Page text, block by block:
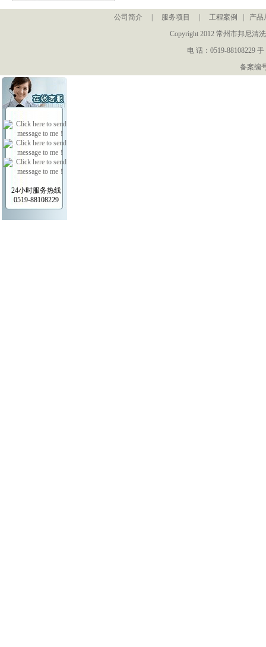
公司简介 服务项目 工程案例
产品
Copyright 2012 常州市邦尼清
电 话：0519-88108229
备案编
24小时服务热线
0519-88108229